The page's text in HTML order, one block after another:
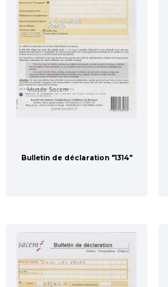
Bulletin de déclaration "1314"